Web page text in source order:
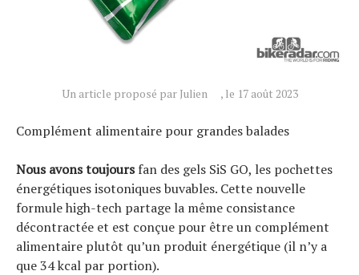
Un article proposé par Julien , le 17 août 2023
Complément alimentaire pour grandes balades
Nous avons toujoursfan des gels SiS GO, les pochettes
énergétiques isotoniques buvables. Cette nouvelle
formule high-tech partage la même consistance
décontractée et est conçue pour être un complément
alimentaire plutôt qu’un produit énergétique (il n’y a
que 34 kcal par portion).